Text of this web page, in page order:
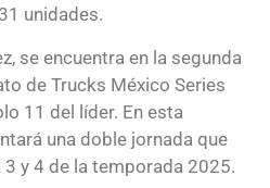
unidades.
se encuentra en la segunda
de Trucks México Series
11 del líder. En esta
una doble jornada que
y 4 de la temporada 2025.